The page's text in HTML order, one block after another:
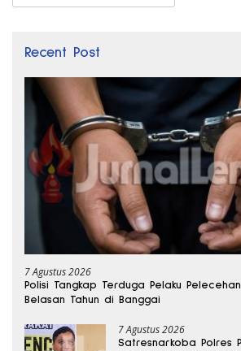
Recent Post
7 Agustus 2026
Polisi Tangkap Terduga Pelaku
Belasan Tahun di Banggai
7 Agustus 2026
Satresnarkoba Polres